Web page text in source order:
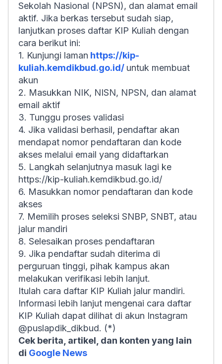
Sekolah Nasional (NPSN), dan alamat email
aktif. Jika berkas tersebut sudah siap,
lanjutkan proses daftar KIP Kuliah dengan
cara berikut ini:
1. Kunjungi laman https://kip-
kuliah.kemdikbud.go.id/ untuk membuat
akun
2. Masukkan NIK, NISN, NPSN, dan alamat
email aktif
3. Tunggu proses validasi
4. Jika validasi berhasil, pendaftar akan
mendapat nomor pendaftaran dan kode
akses melalui email yang didaftarkan
5. Langkah selanjutnya masuk lagi ke
https://kip-kuliah.kemdikbud.go.id/
6. Masukkan nomor pendaftaran dan kode
akses
7. Memilih proses seleksi SNBP, SNBT, atau
jalur mandiri
8. Selesaikan proses pendaftaran
9. Jika pendaftar sudah diterima di
perguruan tinggi, pihak kampus akan
melakukan verifikasi lebih lanjut.
Itulah cara daftar KIP Kuliah jalur mandiri.
Informasi lebih lanjut mengenai cara daftar
KIP Kuliah dapat dilihat di akun Instagram
@puslapdik_dikbud. (*)
Cek berita, artikel, dan konten yang lain
di Google News